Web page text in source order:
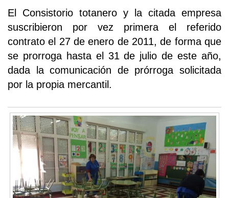
El Consistorio totanero y la citada empresa
suscribieron por vez primera el referido
contrato el 27 de enero de 2011, de forma que
se prorroga hasta el 31 de julio de este año,
dada la comunicación de prórroga solicitada
por la propia mercantil.